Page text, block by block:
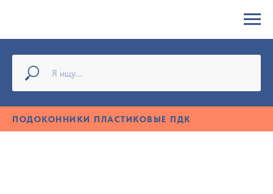
ПОДОКОННИКИ ПЛАСТИКОВЫЕ ПДК